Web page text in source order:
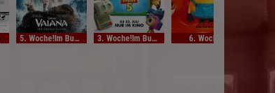
5. Woche!Im Bundesstart 3. Woche!Im Bundesstart 6. Woche!